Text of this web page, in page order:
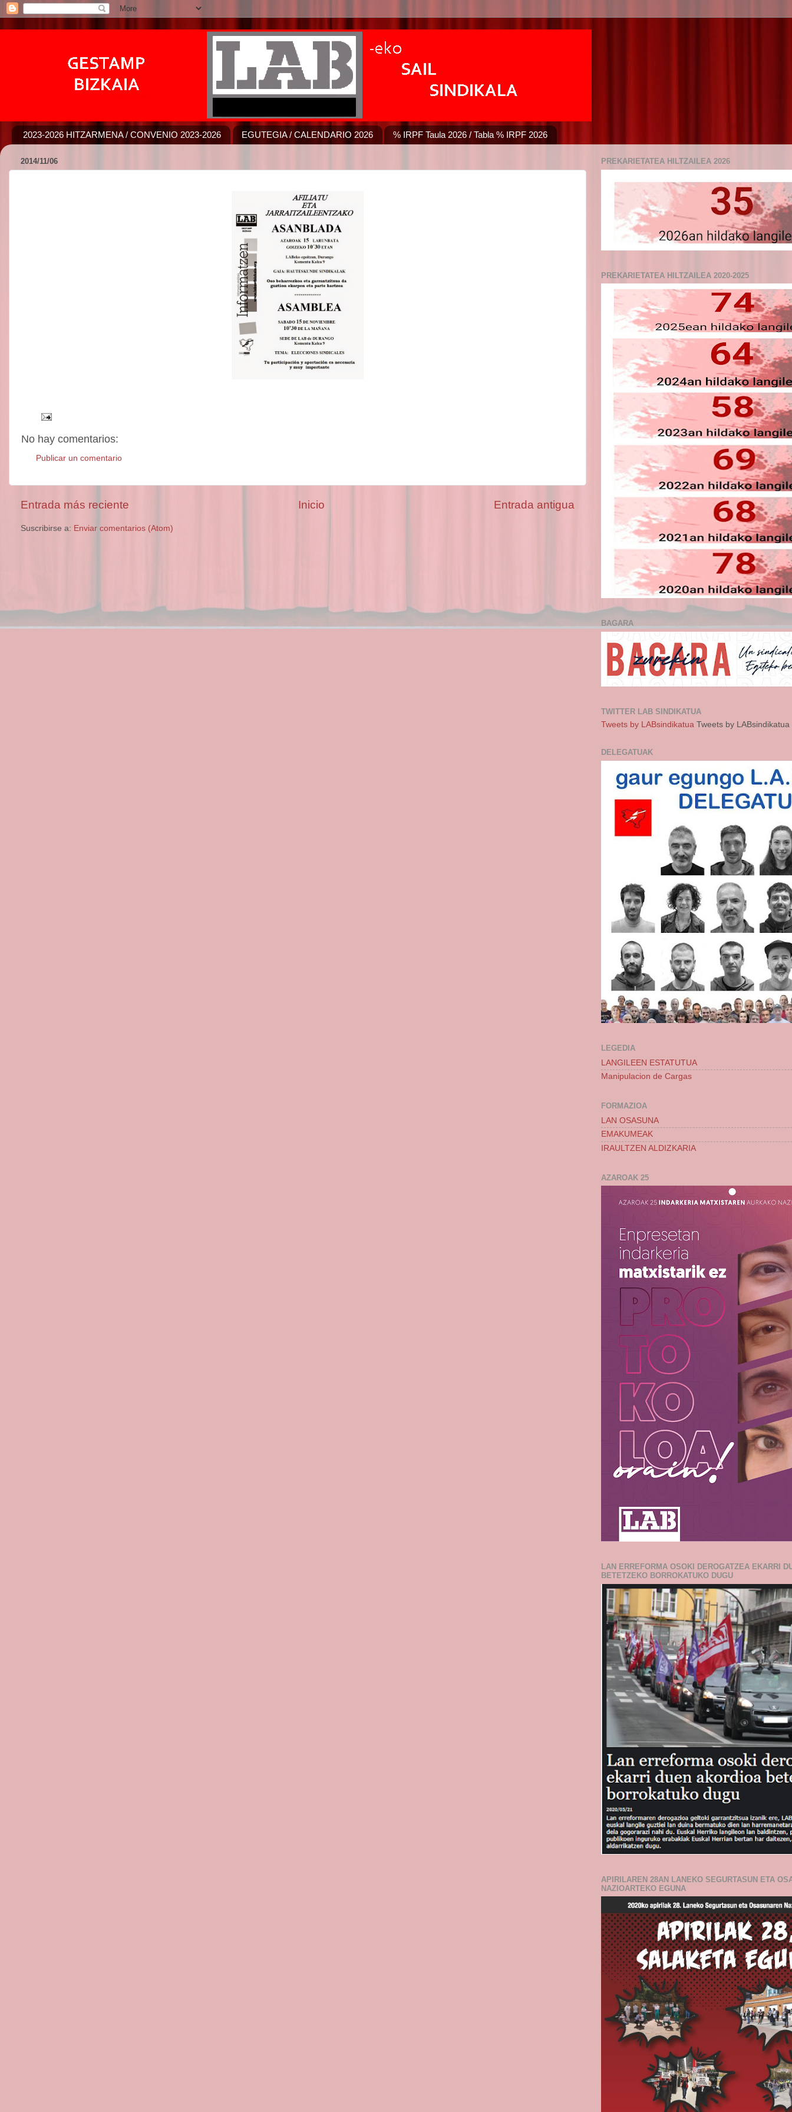
2023-2026 HITZARMENA / CONVENIO 2023-2026 EGUTEGIA / CALENDARIO 2026 % IRPF Taula 2026 / Tabla % IRPF 2026
2014/11/06
No hay comentarios:
Publicar un comentario
Entrada más reciente Entrada antigua
Inicio
Suscribirse a: Enviar comentarios (Atom)
PREKARIETATEA HILTZAILEA 2026
PREKARIETATEA HILTZAILEA 2020-2025
BAGARA
TWITTER LAB SINDIKATUA
Tweets by LABsindikatua Tweets by LABsindikatua
DELEGATUAK
LEGEDIA
LANGILEEN ESTATUTUA
Manipulacion de Cargas
FORMAZIOA
LAN OSASUNA
EMAKUMEAK
IRAULTZEN ALDIZKARIA
AZAROAK 25
LAN ERREFORMA OSOKI DEROGATZEA EKARRI
BETETZEKO BORROKATUKO DUGU
APIRILAREN 28AN LANEKO SEGURTASUN ETA
NAZIOARTEKO EGUNA